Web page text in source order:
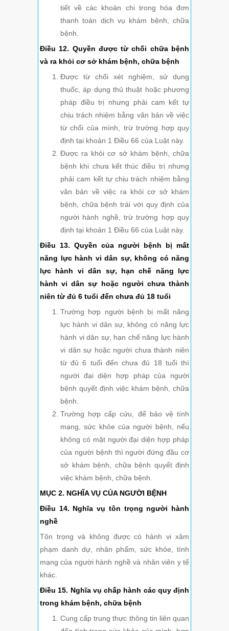
tiết về các khoản chi trong hóa đơn
thanh toán dịch vụ khám bệnh, chữa
bệnh.
Điều 12. Quyền được từ chối chữa bệnh
và ra khỏi cơ sở khám bệnh, chữa bệnh
Được từ chối xét nghiệm, sử dụng
thuốc, áp dụng thủ thuật hoặc phương
pháp điều trị nhưng phải cam kết tự
chịu trách nhiệm bằng văn bản về việc
từ chối của mình, trừ trường hợp quy
định tại khoản 1 Điều 66 của Luật này.
Được ra khỏi cơ sở khám bệnh, chữa
bệnh khi chưa kết thúc điều trị nhưng
phải cam kết tự chịu trách nhiệm bằng
văn bản về việc ra khỏi cơ sở khám
bệnh, chữa bệnh trái với quy định của
người hành nghề, trừ trường hợp quy
định tại khoản 1 Điều 66 của Luật này.
Điều 13. Quyền của người bệnh bị mất
năng lực hành vi dân sự, không có năng
lực hành vi dân sự, hạn chế năng lực
hành vi dân sự hoặc người chưa thành
niên từ đủ 6 tuổi đến chưa đủ 18 tuổi
Trường hợp người bệnh bị mất năng
lực hành vi dân sự, không có năng lực
hành vi dân sự, hạn chế năng lực hành
vi dân sự hoặc người chưa thành niên
từ đủ 6 tuổi đến chưa đủ 18 tuổi thì
người đại diện hợp pháp của người
bệnh quyết định việc khám bệnh, chữa
bệnh.
Trường hợp cấp cứu, để bảo vệ tính
mạng, sức khỏe của người bệnh, nếu
không có mặt người đại diện hợp pháp
của người bệnh thì người đứng đầu cơ
sở khám bệnh, chữa bệnh quyết định
việc khám bệnh, chữa bệnh.
MỤC 2. NGHĨA VỤ CỦA NGƯỜI BỆNH
Điều 14. Nghĩa vụ tôn trọng người hành
nghề
Tôn trọng và không được có hành vi xâm
phạm danh dự, nhân phẩm, sức khỏe, tính
mạng của người hành nghề và nhân viên y tế
khác.
Điều 15. Nghĩa vụ chấp hành các quy định
trong khám bệnh, chữa bệnh
Cung cấp trung thực thông tin liên quan